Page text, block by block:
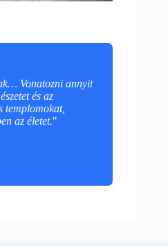
Vonatozni annyit
és az
templomokat,
az életet."